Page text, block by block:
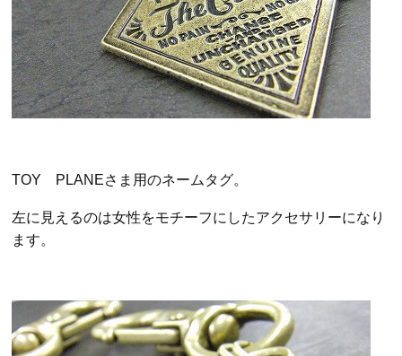
TOY PLANEさま用のネームタグ。
左に見えるのは女性をモチーフにしたアクセサリーになり
ます。